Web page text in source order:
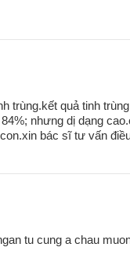
trùng.kết quả tinh
nhưng dị dạng
bác sĩ tư vấn
tu cung a chau